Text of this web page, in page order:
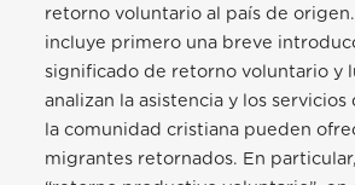
retorno voluntario al país de
incluye primero una breve
significado de retorno voluntario y
analizan la asistencia y los servicios
la comunidad cristiana pueden
migrantes retornados. En